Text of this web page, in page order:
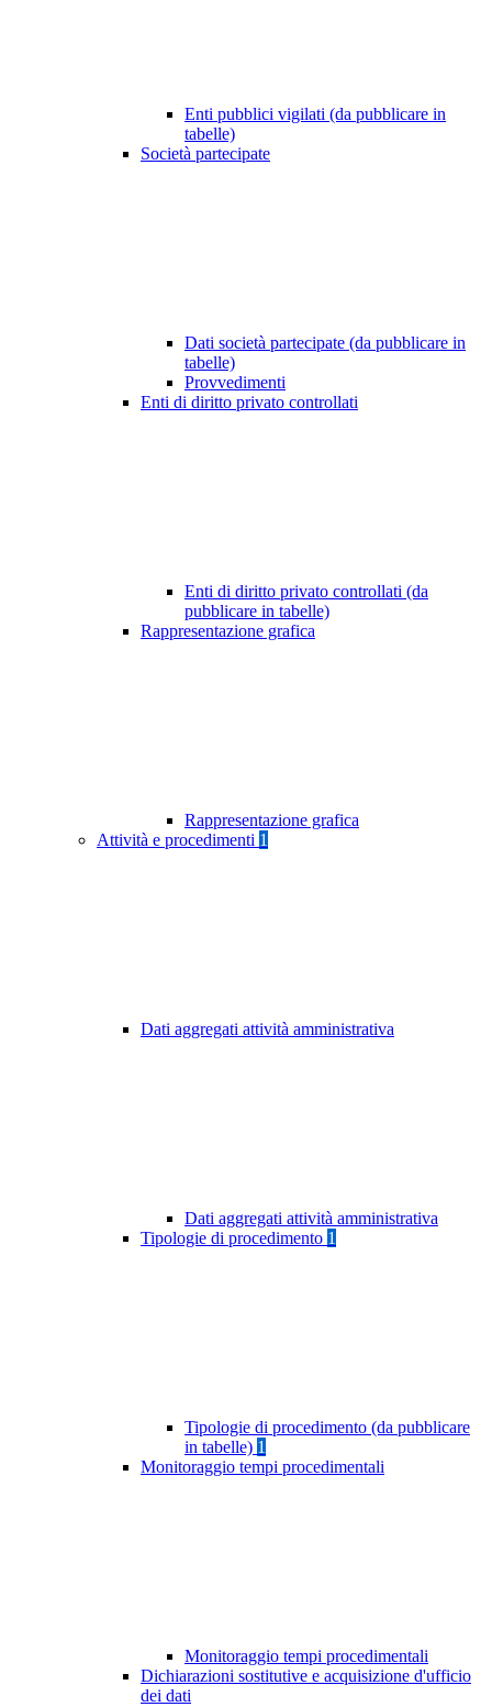
Enti pubblici vigilati (da pubblicare in
tabelle)
Società partecipate
Dati società partecipate (da pubblicare in
tabelle)
Provvedimenti
Enti di diritto privato controllati
Enti di diritto privato controllati (da
pubblicare in tabelle)
Rappresentazione grafica
Rappresentazione grafica
Attività e procedimenti 1
Dati aggregati attività amministrativa
Dati aggregati attività amministrativa
Tipologie di procedimento 1
Tipologie di procedimento (da pubblicare
in tabelle) 1
Monitoraggio tempi procedimentali
Monitoraggio tempi procedimentali
Dichiarazioni sostitutive e acquisizione d'ufficio
dei dati